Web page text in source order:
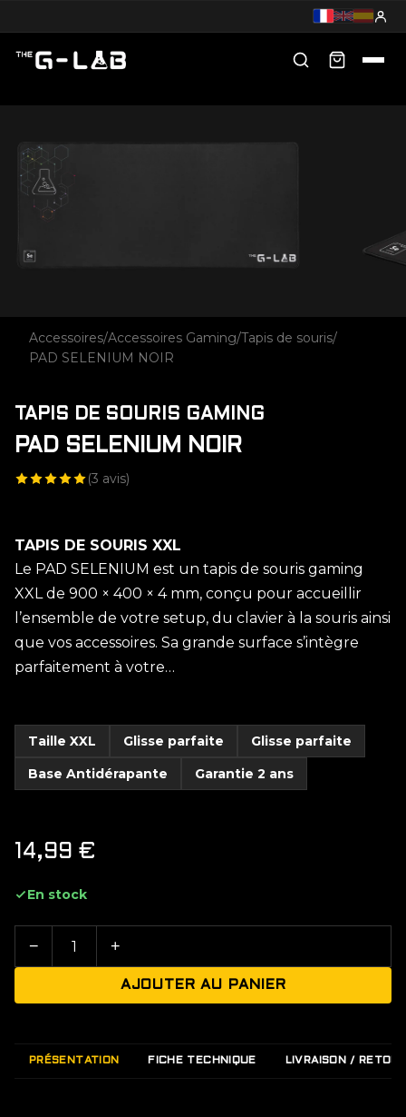
Accessoires/Accessoires Gaming/Tapis de souris/
PAD SELENIUM NOIR
TAPIS DE SOURIS GAMING
PAD SELENIUM NOIR
(3 avis)
TAPIS DE SOURIS XXL
Le PAD SELENIUM est un tapis de souris gaming
XXL de 900 × 400 × 4 mm, conçu pour accueillir
l’ensemble de votre setup, du clavier à la souris ainsi
que vos accessoires. Sa grande surface s’intègre
parfaitement à votre…
Taille XXL Glisse parfaite
Glisse parfaite
Base Antidérapante
Garantie 2 ans
14,99 €
En stock
− +
AJOUTER AU PANIER
PRÉSENTATION FICHE TECHNIQUE LIVRAISON /